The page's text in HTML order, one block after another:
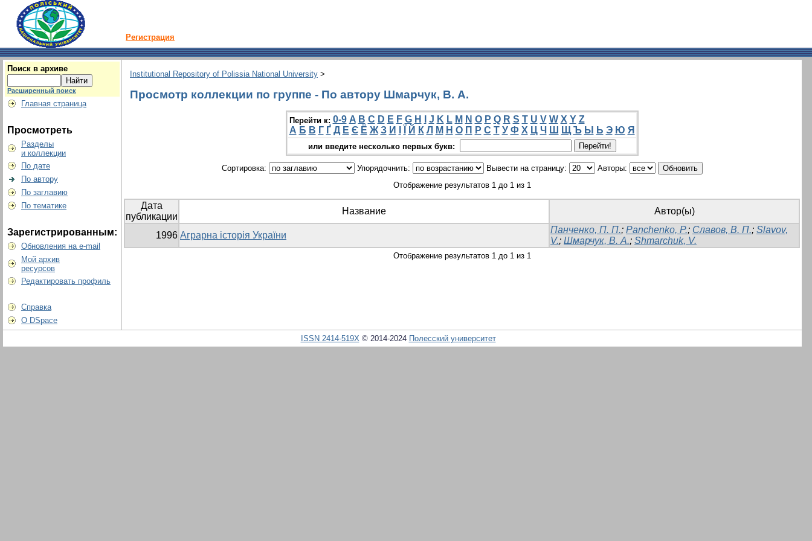
Регистрация
Поиск в архиве
Расширенный поиск
Главная страница
Просмотреть
Разделы
и коллекции
По дате
По автору
По заглавию
По тематике
Зарегистрированным:
Обновления на e-mail
Мой архив
ресурсов
Редактировать профиль
Справка
О DSpace
Institutional Repository of Polissia National University >
Просмотр коллекции по группе - По автору Шмарчук, В. А.
Перейти к: 0-9 A B C D E F G H J K L M N O P Q R S T U V W X Y Z
А Б В Г Ґ Д Е Є Ё Ж З И Й К Л М Н О П Р С Т У Ф Х Ц Ч Ш Щ Ъ Ы Ь Э Ю Я
или введите несколько первых букв:
Сортировка: Упорядочнить: Вывести на страницу:
Авторы:
Отображение результатов 1 до 1 из 1
Дата
публикации
Название Автор(ы)
1996 Аграрна історія України
Панченко, П. П.; Panchenko, P.; Славов, В. П.; Slavov,
V.; Шмарчук, В. А.; Shmarchuk, V.
Отображение результатов 1 до 1 из 1
ISSN 2414-519X© 2014-2024 Полесский университет